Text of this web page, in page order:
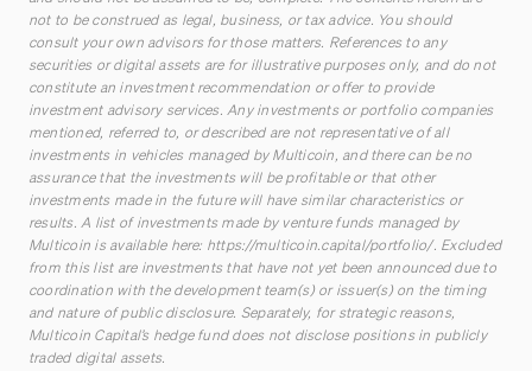
not to be construed as legal, business, or tax advice. You should
consult your own advisors for those matters. References to any
securities or digital assets are for illustrative purposes only, and do not
constitute an investment recommendation or offer to provide
investment advisory services. Any investments or portfolio companies
mentioned, referred to, or described are not representative of all
investments in vehicles managed by Multicoin, and there can be no
assurance that the investments will be profitable or that other
investments made in the future will have similar characteristics or
results. A list of investments made by venture funds managed by
Multicoin is available here: https://multicoin.capital/portfolio/. Excluded
from this list are investments that have not yet been announced due to
coordination with the development team(s) or issuer(s) on the timing
and nature of public disclosure. Separately, for strategic reasons,
Multicoin Capital’s hedge fund does not disclose positions in publicly
traded digital assets.